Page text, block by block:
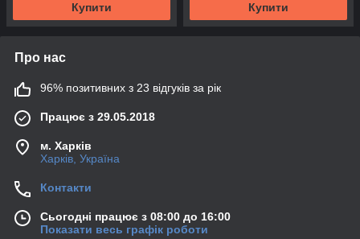
Купити Купити
Про нас
96% позитивних з 23 відгуків за рік
Працює з 29.05.2018
м. Харків
Харків, Україна
Контакти
Сьогодні працює з 08:00 до 16:00
Показати весь графік роботи